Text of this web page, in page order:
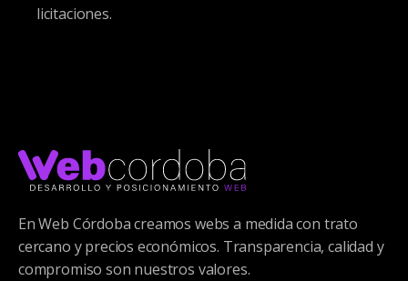
licitaciones.
En Web Córdoba creamos webs a medida con trato
cercano y precios económicos. Transparencia, calidad y
compromiso son nuestros valores.